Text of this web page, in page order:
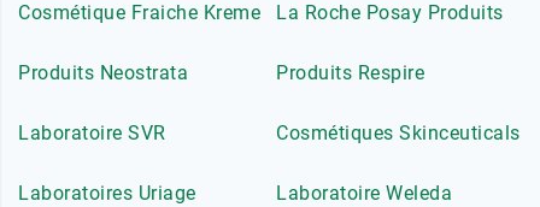
Cosmétique Fraiche Kreme La Roche Posay Produits
Produits Neostrata Produits Respire
Laboratoire SVR Cosmétiques Skinceuticals
Laboratoires Uriage Laboratoire Weleda